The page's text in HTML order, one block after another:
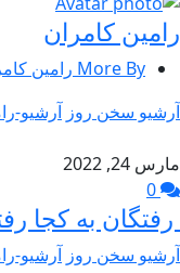
رامین کامران
More By رامین کامران
آرشیو سخن روز آرشیو-
مارس 24, 2022
رفتگان به کجا
آرشیو سخن روز آرشیو-